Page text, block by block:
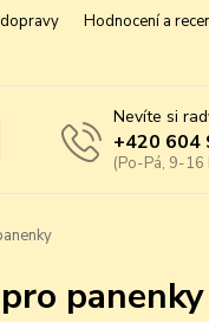
Hodnocení a
Nevíte si
+420 604
(Po-Pá, 9-16
panenky